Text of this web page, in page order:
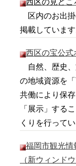
区内のお出掛
掲載しています
西区の宝公式
自然、歴史、
の地域資源を
共働により保
「展示」する
くりを行ってい
福岡市観光
（新ウィンド